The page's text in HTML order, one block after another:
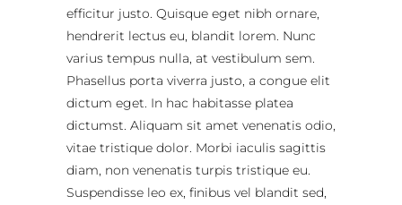
efficitur justo. Quisque eget nibh ornare,
hendrerit lectus eu, blandit lorem. Nunc
varius tempus nulla, at vestibulum sem.
Phasellus porta viverra justo, a congue elit
dictum eget. In hac habitasse platea
dictumst. Aliquam sit amet venenatis odio,
vitae tristique dolor. Morbi iaculis sagittis
diam, non venenatis turpis tristique eu.
Suspendisse leo ex, finibus vel blandit sed,